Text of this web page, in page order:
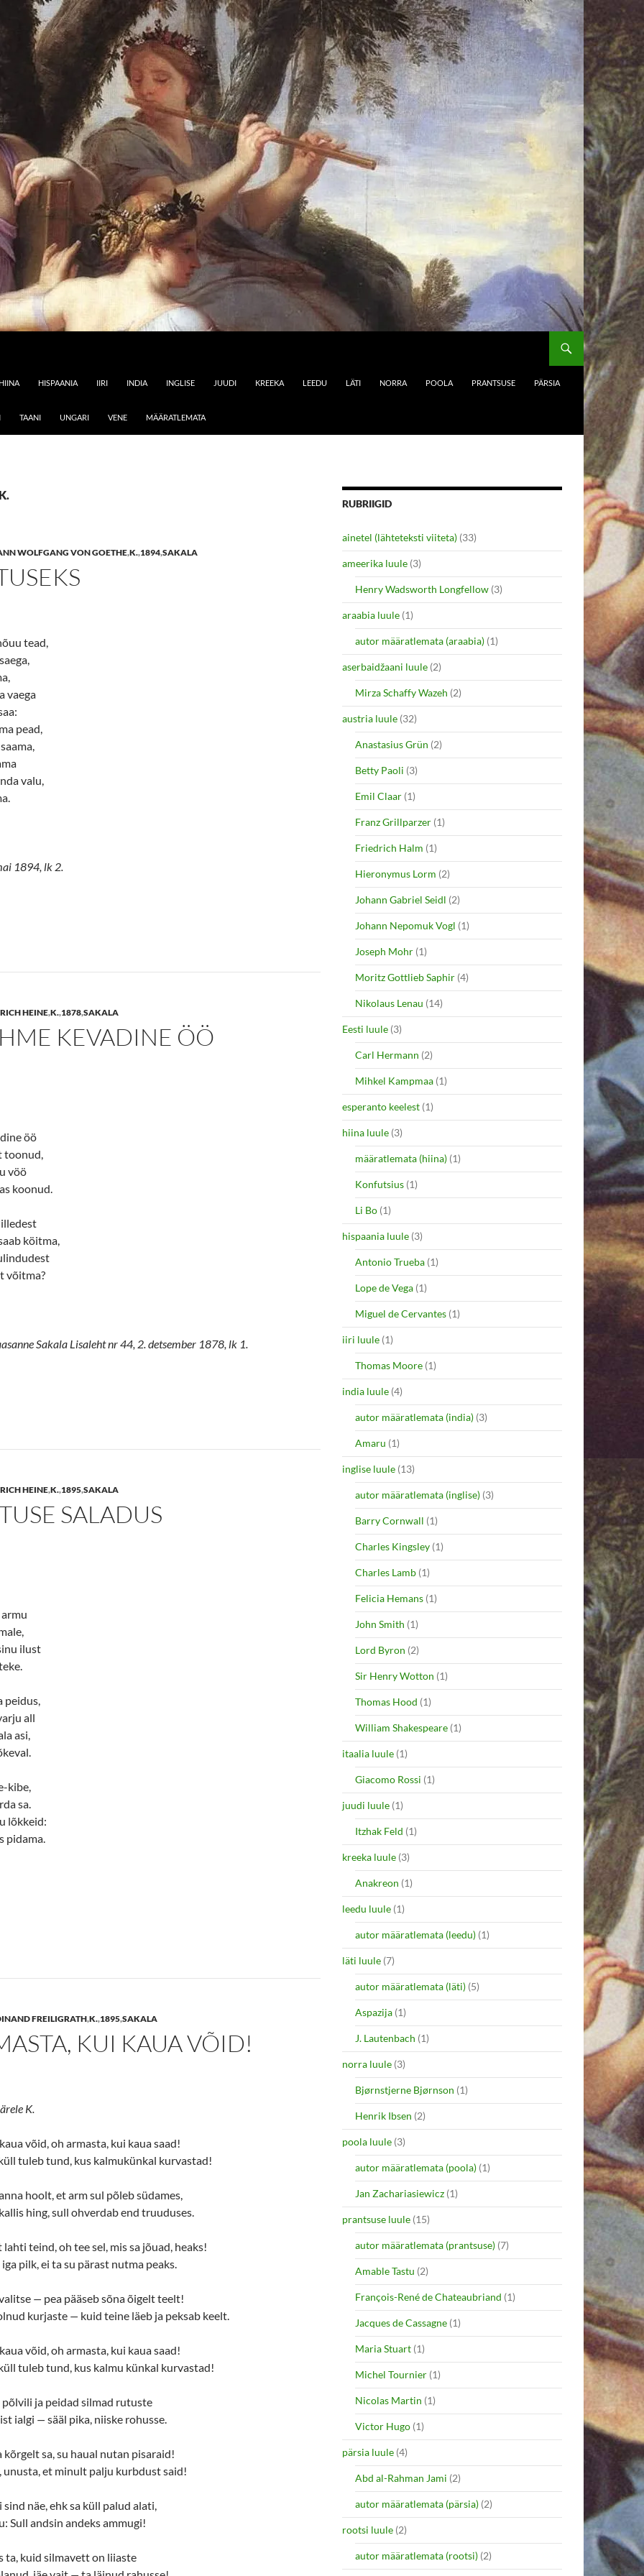
HIINA HISPAANIA IIRI INDIA INGLISE JUUDI KREEKA LEEDU LÄTI NORRA POOLA PRANTSUSE PÄRSIA
TAANI UNGARI VENE MÄÄRATLEMATA
WOLFGANG VON GOETHE,K.,1894,SAKALA
tead,
vaega
pead,
valu,
1894, lk 2.
HEINE,K.,1878,SAKALA
KEVADINE ÖÖ
öö
toonud,
vöö
koonud.
köitma,
võitma?
Sakala Lisaleht nr 44, 2. detsember 1878, lk 1.
HEINE,K.,1895,SAKALA
SALADUS
ilust
peidus,
all
asi,
kibe,
sa.
lõkkeid:
pidama.
FREILIGRATH,K.,1895,SAKALA
KUI KAUA VÕID!
K.
võid, oh armasta, kui kaua saad!
tuleb tund, kus kalmukünkal kurvastad!
hoolt, et arm sul põleb südames,
hing, sull ohverdab end truuduses.
lahti teind, oh tee sel, mis sa jõuad, heaks!
pilk, ei ta su pärast nutma peaks.
— pea pääseb sõna õigelt teelt!
kurjaste — kuid teine läeb ja peksab keelt.
võid, oh armasta, kui kaua saad!
tuleb tund, kus kalmu künkal kurvastad!
põlvili ja peidad silmad rutuste
ialgi — sääl pika, niiske rohusse.
kõrgelt sa, su haual nutan pisaraid!
unusta, et minult palju kurbdust said!
sind näe, ehk sa küll palud alati,
Sull andsin andeks ammugi!
ta, kuid silmavett on liiaste
RUBRIIGID
ainetel (lähteteksti viiteta) (33)
ameerika luule (3)
Henry Wadsworth Longfellow (3)
araabia luule (1)
autor määratlemata (araabia) (1)
aserbaidžaani luule (2)
Mirza Schaffy Wazeh (2)
austria luule (32)
Anastasius Grün (2)
Betty Paoli (3)
Emil Claar (1)
Franz Grillparzer (1)
Friedrich Halm (1)
Hieronymus Lorm (2)
Johann Gabriel Seidl (2)
Johann Nepomuk Vogl (1)
Joseph Mohr (1)
Moritz Gottlieb Saphir (4)
Nikolaus Lenau (14)
Eesti luule (3)
Carl Hermann (2)
Mihkel Kampmaa (1)
esperanto keelest (1)
hiina luule (3)
määratlemata (hiina) (1)
Konfutsius (1)
Li Bo (1)
hispaania luule (3)
Antonio Trueba (1)
Lope de Vega (1)
Miguel de Cervantes (1)
iiri luule (1)
Thomas Moore (1)
india luule (4)
autor määratlemata (india) (3)
Amaru (1)
inglise luule (13)
autor määratlemata (inglise) (3)
Barry Cornwall (1)
Charles Kingsley (1)
Charles Lamb (1)
Felicia Hemans (1)
John Smith (1)
Lord Byron (2)
Sir Henry Wotton (1)
Thomas Hood (1)
William Shakespeare (1)
itaalia luule (1)
Giacomo Rossi (1)
juudi luule (1)
Itzhak Feld (1)
kreeka luule (3)
Anakreon (1)
leedu luule (1)
autor määratlemata (leedu) (1)
läti luule (7)
autor määratlemata (läti) (5)
Aspazija (1)
J. Lautenbach (1)
norra luule (3)
Bjørnstjerne Bjørnson (1)
Henrik Ibsen (2)
poola luule (3)
autor määratlemata (poola) (1)
Jan Zachariasiewicz (1)
prantsuse luule (15)
autor määratlemata (prantsuse) (7)
Amable Tastu (2)
François-René de Chateaubriand (1)
Jacques de Cassagne (1)
Maria Stuart (1)
Michel Tournier (1)
Nicolas Martin (1)
Victor Hugo (1)
pärsia luule (4)
Abd al-Rahman Jami (2)
autor määratlemata (pärsia) (2)
rootsi luule (2)
autor määratlemata (rootsi) (2)